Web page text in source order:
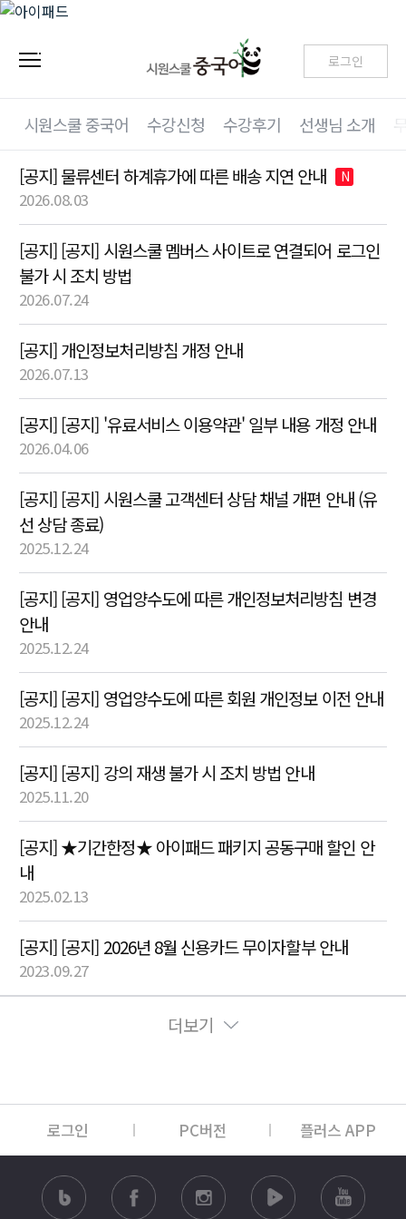
로그인
시원스쿨 중국어 수강신청 수강후기 선생님 소개
[공지] 물류센터 하계휴가에 따른 배송 지연 안내 N
2026.08.03
[공지] [공지] 시원스쿨 멤버스 사이트로 연결되어 로그인
불가 시 조치 방법
2026.07.24
[공지] 개인정보처리방침 개정 안내
2026.07.13
[공지] [공지] '유료서비스 이용약관' 일부 내용 개정 안내
2026.04.06
[공지] [공지] 시원스쿨 고객센터 상담 채널 개편 안내 (유
선 상담 종료)
2025.12.24
[공지] [공지] 영업양수도에 따른 개인정보처리방침 변경
안내
2025.12.24
[공지] [공지] 영업양수도에 따른 회원 개인정보 이전 안내
2025.12.24
[공지] [공지] 강의 재생 불가 시 조치 방법 안내
2025.11.20
[공지] ★기간한정★ 아이패드 패키지 공동구매 할인 안
내
2025.02.13
[공지] [공지] 2026년 8월 신용카드 무이자할부 안내
2023.09.27
더보기
로그인 PC버전 플러스 APP